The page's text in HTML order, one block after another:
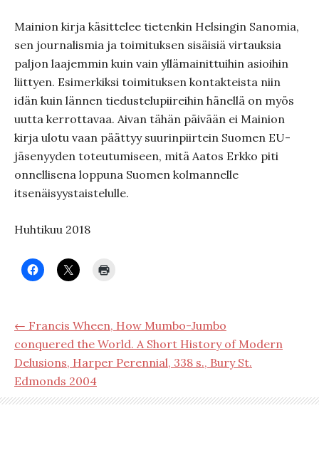
Mainion kirja käsittelee tietenkin Helsingin Sanomia,
sen journalismia ja toimituksen sisäisiä virtauksia
paljon laajemmin kuin vain yllämainittuihin asioihin
liittyen. Esimerkiksi toimituksen kontakteista niin
idän kuin lännen tiedustelupiireihin hänellä on myös
uutta kerrottavaa. Aivan tähän päivään ei Mainion
kirja ulotu vaan päättyy suurinpiirtein Suomen EU-
jäsenyyden toteutumiseen, mitä Aatos Erkko piti
onnellisena loppuna Suomen kolmannelle
itsenäisyystaistelulle.
Huhtikuu 2018
← Francis Wheen, How Mumbo-Jumbo
conquered the World. A Short History of Modern
Delusions, Harper Perennial, 338 s., Bury St.
Edmonds 2004